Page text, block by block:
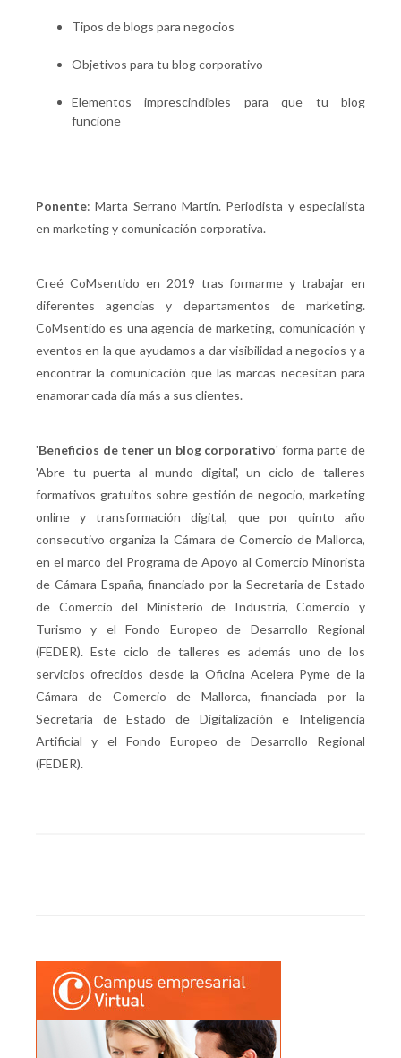
Tipos de blogs para negocios
Objetivos para tu blog corporativo
Elementos imprescindibles para que tu blog
funcione
Ponente: Marta Serrano Martín. Periodista y especialista
en marketing y comunicación corporativa.
Creé CoMsentido en 2019 tras formarme y trabajar en
diferentes agencias y departamentos de marketing.
CoMsentido es una agencia de marketing, comunicación y
eventos en la que ayudamos a dar visibilidad a negocios y a
encontrar la comunicación que las marcas necesitan para
enamorar cada día más a sus clientes.
'Beneficios de tener un blog corporativo' forma parte de
'Abre tu puerta al mundo digital', un ciclo de talleres
formativos gratuitos sobre gestión de negocio, marketing
online y transformación digital, que por quinto año
consecutivo organiza la Cámara de Comercio de Mallorca,
en el marco del Programa de Apoyo al Comercio Minorista
de Cámara España, financiado por la Secretaria de Estado
de Comercio del Ministerio de Industria, Comercio y
Turismo y el Fondo Europeo de Desarrollo Regional
(FEDER). Este ciclo de talleres es además uno de los
servicios ofrecidos desde la Oficina Acelera Pyme de la
Cámara de Comercio de Mallorca, financiada por la
Secretaría de Estado de Digitalización e Inteligencia
Artificial y el Fondo Europeo de Desarrollo Regional
(FEDER).